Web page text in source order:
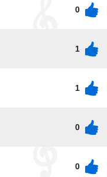
0
1
1
0
0